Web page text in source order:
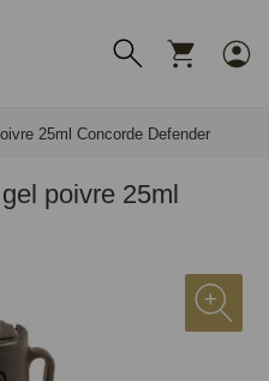
25ml Concorde Defender
poivre 25ml